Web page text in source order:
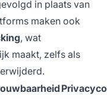
in plaats van
maken ook
, wat
maakt, zelfs als